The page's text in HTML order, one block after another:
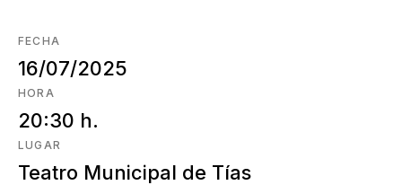
FECHA
16/07/2025
HORA
20:30 h.
LUGAR
Teatro Municipal de Tías